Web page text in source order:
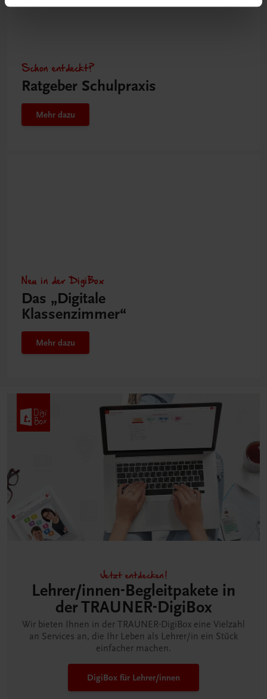
Schon entdeckt?
Ratgeber Schulpraxis
Mehr dazu
Neu in der DigiBox
Das „Digitale
Klassenzimmer“
Mehr dazu
Jetzt entdecken!
Lehrer/innen-Begleitpakete in
der TRAUNER-DigiBox
Wir bieten Ihnen in der TRAUNER-DigiBox eine Vielzahl
an Services an, die Ihr Leben als Lehrer/in ein Stück
einfacher machen.
DigiBox für Lehrer/innen